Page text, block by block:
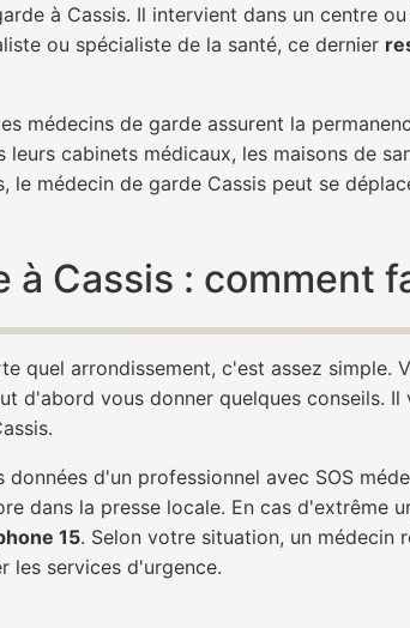
à Cassis. Il intervient dans un centre
ou spécialiste de la santé, ce dernier
médecins de garde assurent la
cabinets médicaux, les maisons de
médecin de garde Cassis peut se
Cassis : comment
quel arrondissement, c'est assez simple.
d'abord vous donner quelques conseils.
d'un professionnel avec SOS
dans la presse locale. En cas d'extrême
15. Selon votre situation, un médecin
les services d'urgence.